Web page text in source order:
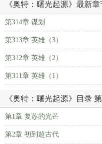
《奥特：曙光起源》最新章
第314章 谋划
第313章 英雄（3）
第312章 英雄（2）
第311章 英雄（1）
《奥特：曙光起源》目录
第1章 复苏的光芒
第2章 初到超古代